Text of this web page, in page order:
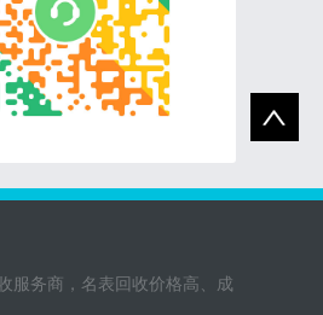
服务商，名表回收价格高、成